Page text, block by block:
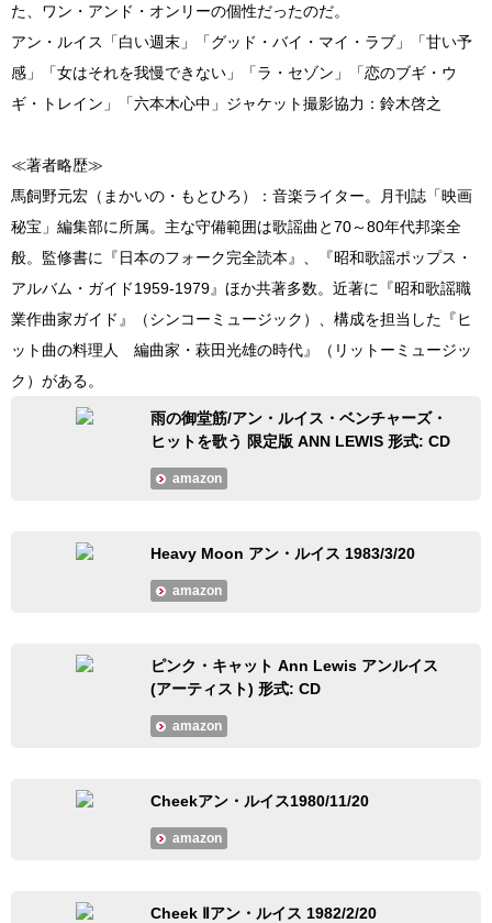
た、ワン・アンド・オンリーの個性だったのだ。
アン・ルイス「白い週末」「グッド・バイ・マイ・ラブ」「甘い予
感」「女はそれを我慢できない」「ラ・セゾン」「恋のブギ・ウ
ギ・トレイン」「六本木心中」ジャケット撮影協力：鈴木啓之
≪著者略歴≫
馬飼野元宏（まかいの・もとひろ）：音楽ライター。月刊誌「映画
秘宝」編集部に所属。主な守備範囲は歌謡曲と70～80年代邦楽全
般。監修書に『日本のフォーク完全読本』、『昭和歌謡ポップス・
アルバム・ガイド1959-1979』ほか共著多数。近著に『昭和歌謡職
業作曲家ガイド』（シンコーミュージック）、構成を担当した『ヒ
ット曲の料理人 編曲家・萩田光雄の時代』（リットーミュージッ
ク）がある。
雨の御堂筋/アン・ルイス・ベンチャーズ・
ヒットを歌う 限定版 ANN LEWIS 形式: CD
amazon
Heavy Moon アン・ルイス 1983/3/20
amazon
ピンク・キャット Ann Lewis アンルイス
(アーティスト) 形式: CD
amazon
Cheekアン・ルイス1980/11/20
amazon
Cheek Ⅱアン・ルイス 1982/2/20